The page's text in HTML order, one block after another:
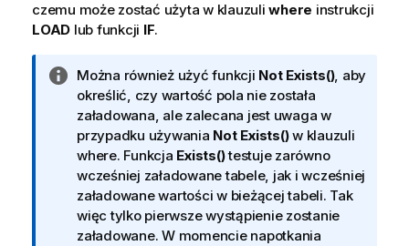
czemu może zostać użyta w klauzuliwhere instrukcji
LOAD lub funkcji IF.
I
n
f
o
r
m
a
c
j
Można również użyć funkcji Not Exists(), aby
określić, czy wartość pola nie została
załadowana, ale zalecana jest uwaga w
przypadku używania Not Exists()w klauzuli
where. Funkcja Exists()testuje zarówno
wcześniej załadowane tabele, jak i wcześniej
załadowane wartości w bieżącej tabeli. Tak
więc tylko pierwsze wystąpienie zostanie
załadowane. W momencie napotkania